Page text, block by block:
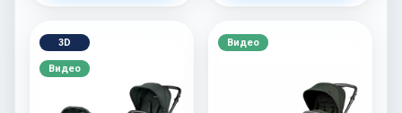
3D
Видео
Видео